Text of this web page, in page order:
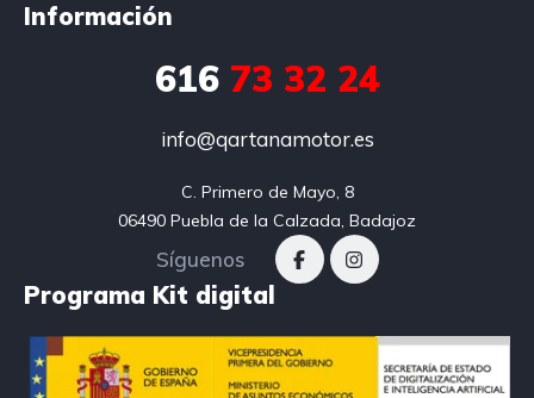
Información
61673 32 24
info@qartanamotor.es
C. Primero de Mayo, 8
06490 Puebla de la Calzada, Badajoz
Síguenos
Programa Kit digital